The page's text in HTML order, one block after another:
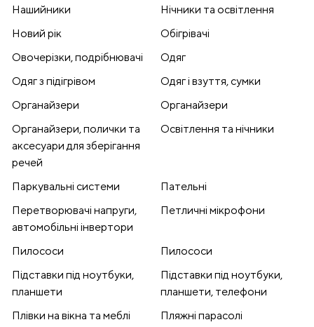
Нашийники
Нічники та освітлення
Новий рік
Обігрівачі
Овочерізки, подрібнювачі
Одяг
Одяг з підігрівом
Одяг і взуття, сумки
Органайзери
Органайзери
Органайзери, полички та
аксесуари для зберігання
речей
Освітлення та нічники
Паркувальні системи
Пательні
Перетворювачі напруги,
автомобільні інвертори
Петличні мікрофони
Пилососи
Пилососи
Підставки під ноутбуки,
планшети
Підставки під ноутбуки,
планшети, телефони
Плівки на вікна та меблі
Пляжні парасолі